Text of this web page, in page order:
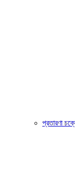
প্রতারণা